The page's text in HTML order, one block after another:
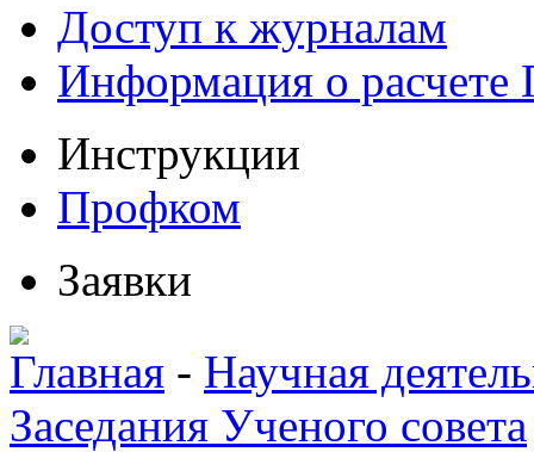
Доступ к журналам
Информация о
Инструкции
Профком
Заявки
Главная - Научная
Заседания Ученого совета